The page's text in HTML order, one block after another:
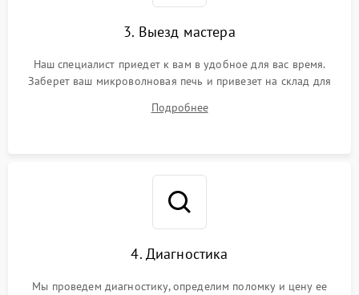
3. Выезд мастера
Наш специалист приедет к вам в удобное для вас время.
Заберет ваш микроволновая печь и привезет на склад для
Подробнее
4. Диагностика
Мы проведем диагностику, определим поломку и цену ее